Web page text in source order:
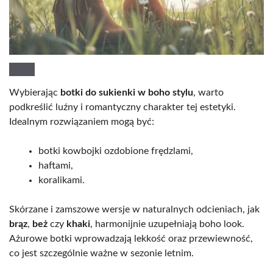
Wybierając botki do sukienki w boho stylu, warto
podkreślić luźny i romantyczny charakter tej estetyki.
Idealnym rozwiązaniem mogą być:
botki kowbojki ozdobione frędzlami,
haftami,
koralikami.
Skórzane i zamszowe wersje w naturalnych odcieniach, jak
brąz, beż czy khaki, harmonijnie uzupełniają boho look.
Ażurowe botki wprowadzają lekkość oraz przewiewność,
co jest szczególnie ważne w sezonie letnim.